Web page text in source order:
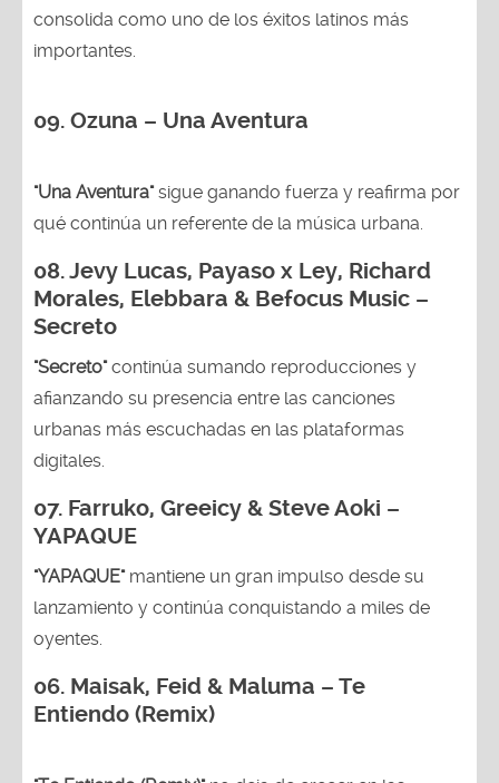
consolida como uno de los éxitos latinos más
importantes.
09. Ozuna – Una Aventura
"Una Aventura"sigue ganando fuerza y reafirma por
qué continúa un referente de la música urbana.
08. Jevy Lucas, Payaso x Ley, Richard
Morales, Elebbara & Befocus Music –
Secreto
"Secreto"continúa sumando reproducciones y
afianzando su presencia entre las canciones
urbanas más escuchadas en las plataformas
digitales.
07. Farruko, Greeicy & Steve Aoki –
YAPAQUE
"YAPAQUE"mantiene un gran impulso desde su
lanzamiento y continúa conquistando a miles de
oyentes.
06. Maisak, Feid & Maluma – Te
Entiendo (Remix)